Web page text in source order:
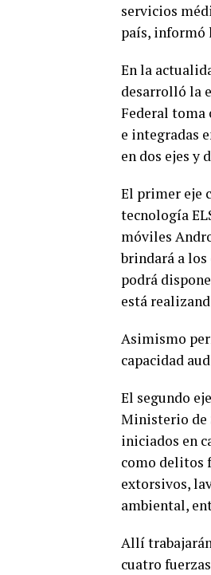
servicios
país, informó
En la
desarrolló la
Federal toma
e integradas
en dos ejes y
El primer eje
tecnología
móviles
brindará a los
podrá
está
Asimismo
capacidad
El segundo
Ministerio de
iniciados en
como delitos
extorsivos,
ambiental,
Allí
cuatro